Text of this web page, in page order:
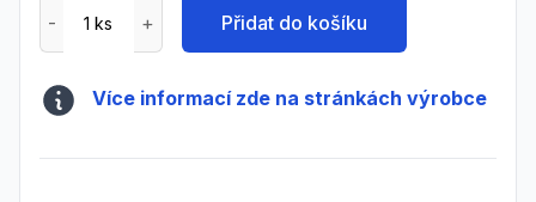
Přidat do košíku
Více informací zde na stránkách výrobce